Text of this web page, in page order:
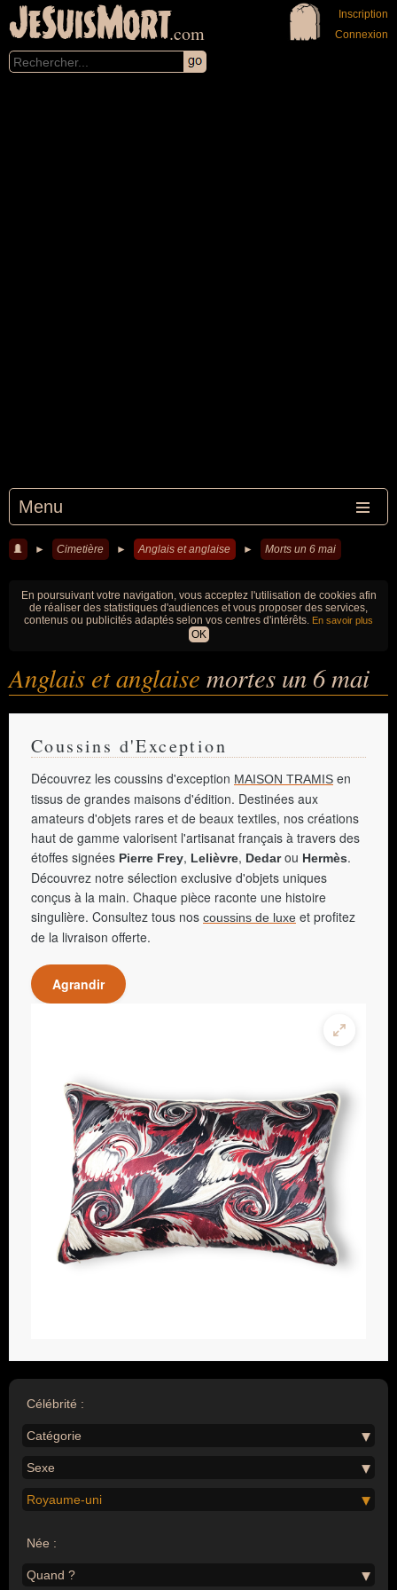
JeSuisMort.com
Menu
Inscription
Connexion
► Cimetière ► Anglais et anglaise ► Morts un 6 mai
En poursuivant votre navigation, vous acceptez l'utilisation de cookies afin
de réaliser des statistiques d'audiences et vous proposer des services,
contenus ou publicités adaptés selon vos centres d'intérêts. En savoir plus
OK
Anglais et anglaise mortes un 6 mai
Coussins d'Exception
Découvrez les coussins d'exception MAISON TRAMIS en
tissus de grandes maisons d'édition. Destinées aux
amateurs d'objets rares et de beaux textiles, nos créations
haut de gamme valorisent l'artisanat français à travers des
étoffes signées Pierre Frey, Lelièvre, Dedarou Hermès.
Découvrez notre sélection exclusive d'objets uniques
conçus à la main. Chaque pièce raconte une histoire
singulière. Consultez tous nos coussins de luxe et profitez
de la livraison offerte.
Agrandir
Célébrité :
Catégorie
Sexe
Royaume-uni
Née :
Quand ?